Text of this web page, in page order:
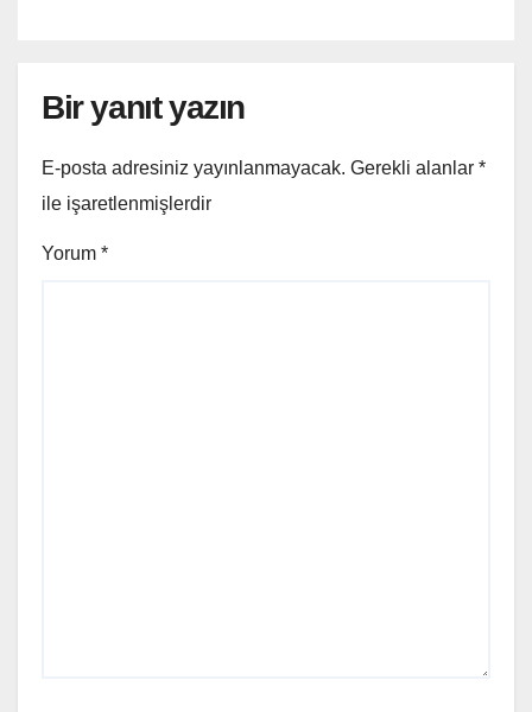
Bir yanıt yazın
E-posta adresiniz yayınlanmayacak. Gerekli alanlar *
ile işaretlenmişlerdir
Yorum *